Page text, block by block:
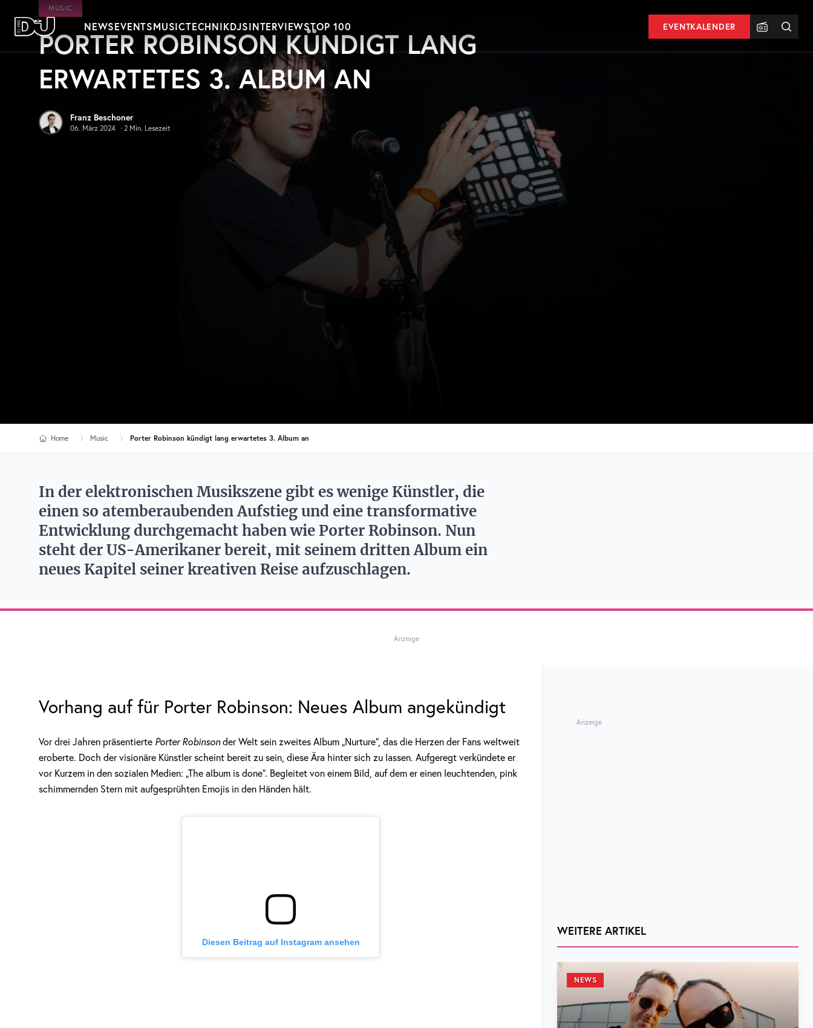
Zum Hauptinhalt springen
DJ Mag Germany
NEWSEVENTSMUSICTECHNIKDJSINTERVIEWSTOP 100 EVENTKALENDER
MUSIC
PORTER ROBINSON KÜNDIGT LANG
ERWARTETES 3. ALBUM AN
Franz Beschoner
06. März 2024 · 2 Min. Lesezeit
Home Music Porter Robinson kündigt lang erwartetes 3. Album an
In der elektronischen Musikszene gibt es wenige Künstler, die
einen so atemberaubenden Aufstieg und eine transformative
Entwicklung durchgemacht haben wie Porter Robinson. Nun
steht der US-Amerikaner bereit, mit seinem dritten Album ein
neues Kapitel seiner kreativen Reise aufzuschlagen.
Anzeige
Vorhang auf für Porter Robinson: Neues Album angekündigt
Vor drei Jahren präsentierte Porter Robinsonder Welt sein zweites Album „Nurture“, das die Herzen der Fans weltweit
eroberte. Doch der visionäre Künstler scheint bereit zu sein, diese Ära hinter sich zu lassen. Aufgeregt verkündete er
vor Kurzem in den sozialen Medien: „The album is done“. Begleitet von einem Bild, auf dem er einen leuchtenden, pink
schimmernden Stern mit aufgesprühten Emojis in den Händen hält.
Diesen Beitrag auf Instagram ansehen
Anzeige
WEITERE ARTIKEL
NEWS